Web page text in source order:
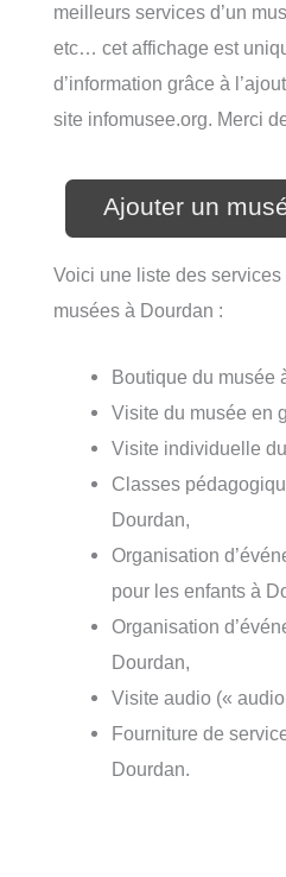
meilleurs services d’un
etc… cet affichage est
d’information grâce à
site infomusee.org. Merci
Ajouter un
Voici une liste des
musées à Dourdan :
Boutique du musée
Visite du musée en
Visite individuelle
Classes
Dourdan,
Organisation
pour les enfants à
Organisation
Dourdan,
Visite audio («
Fourniture de
Dourdan.